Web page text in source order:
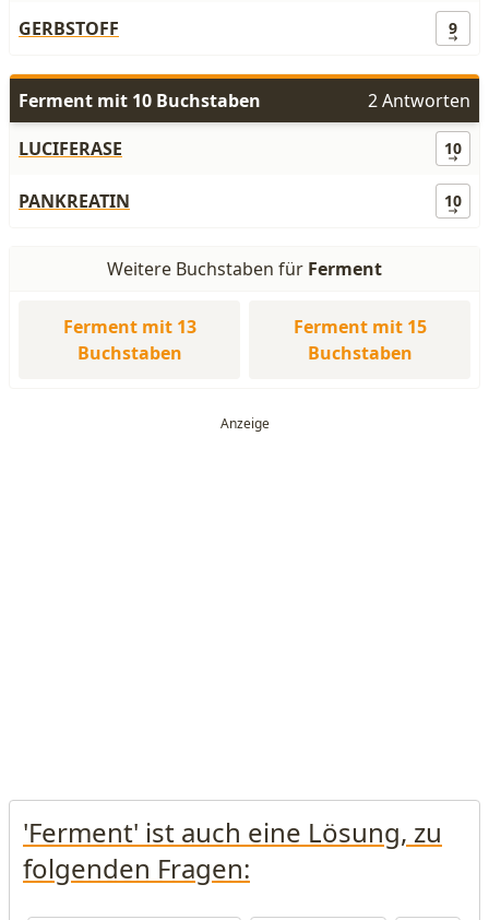
GERBSTOFF 9
Ferment mit 10 Buchstaben
2 Antworten
LUCIFERASE
10
PANKREATIN 10
Weitere Buchstaben für Ferment
Ferment mit 13
Buchstaben
Ferment mit 15
Buchstaben
'Ferment' ist auch eine Lösung, zu
folgenden Fragen: